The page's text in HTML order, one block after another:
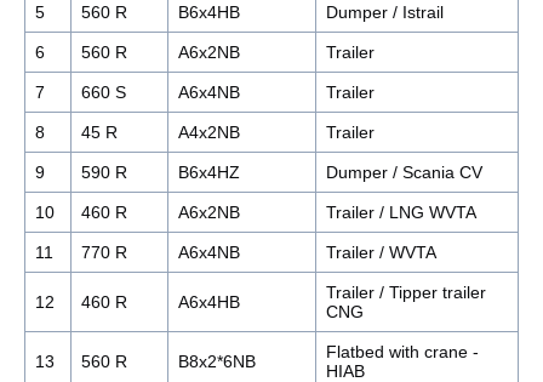
5 560 R B6x4HB Dumper / Istrail
6 560 R A6x2NB Trailer
7 660 S A6x4NB Trailer
8 45 R A4x2NB Trailer
9 590 R B6x4HZ Dumper / Scania CV
10 460 R A6x2NB Trailer / LNG WVTA
11 770 R A6x4NB Trailer / WVTA
12 460 R A6x4HB
Trailer / Tipper trailer
CNG
13 560 R B8x2*6NB
Flatbed with crane -
HIAB